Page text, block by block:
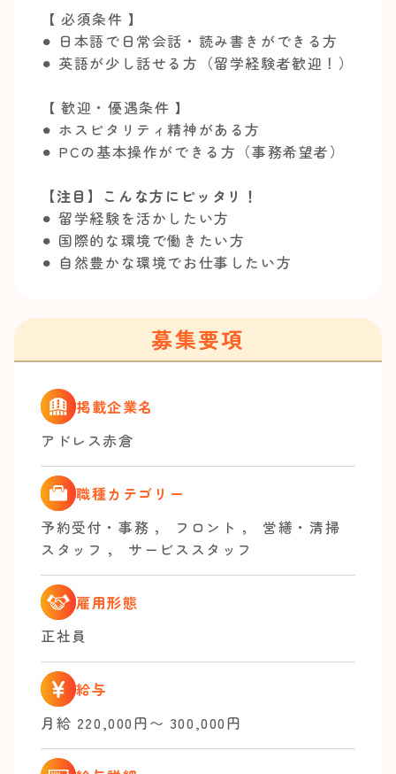
【 必須条件 】
⚫︎ 日本語で日常会話・読み書きができる方
⚫︎ 英語が少し話せる方（留学経験者歓迎！）
【 歓迎・優遇条件 】
⚫︎ ホスピタリティ精神がある方
⚫︎ PCの基本操作ができる方（事務希望者）
【注目】こんな方にピッタリ！
⚫︎ 留学経験を活かしたい方
⚫︎ 国際的な環境で働きたい方
⚫︎ 自然豊かな環境でお仕事したい方
募集要項
掲載企業名
アドレス赤倉
職種カテゴリー
予約受付・事務 ， フロント ，
営繕・清掃
スタッフ ， サービススタッフ
雇用形態
正社員
給与
月給 220,000円〜 300,000円